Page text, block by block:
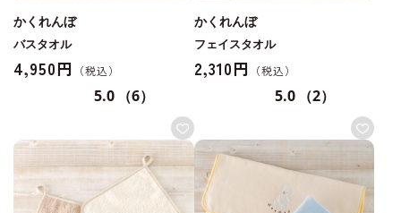
かくれんぼ
バスタオル
4,950円
5.0 （6）
かくれんぼ
フェイスタオル
2,310円
5.0 （2）